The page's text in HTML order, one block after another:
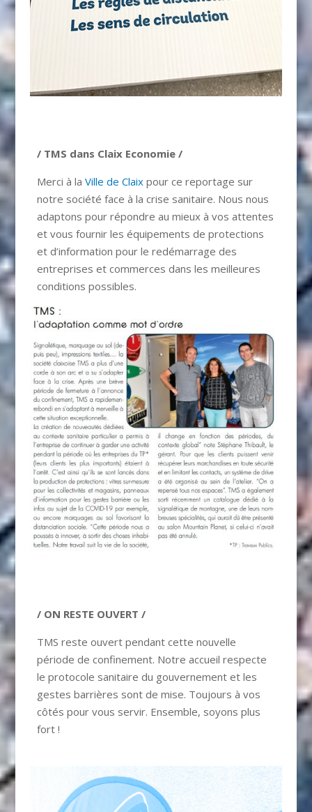
/ TMS dans Claix Economie /
Merci à la Ville de Claixpour ce reportage sur
notre société face à la crise sanitaire. Nous nous
adaptons pour répondre au mieux à vos attentes
et vous fournir les équipements de protections
et d’information pour le redémarrage des
entreprises et commerces dans les meilleures
conditions possibles.
/ ON RESTE OUVERT​ /
TMS reste ouvert pendant cette nouvelle
période de confinement. Notre accueil respecte
le protocole sanitaire du gouvernement et les
gestes barrières sont de mise. Toujours à vos
côtés pour vous servir. Ensemble, soyons plus
fort !